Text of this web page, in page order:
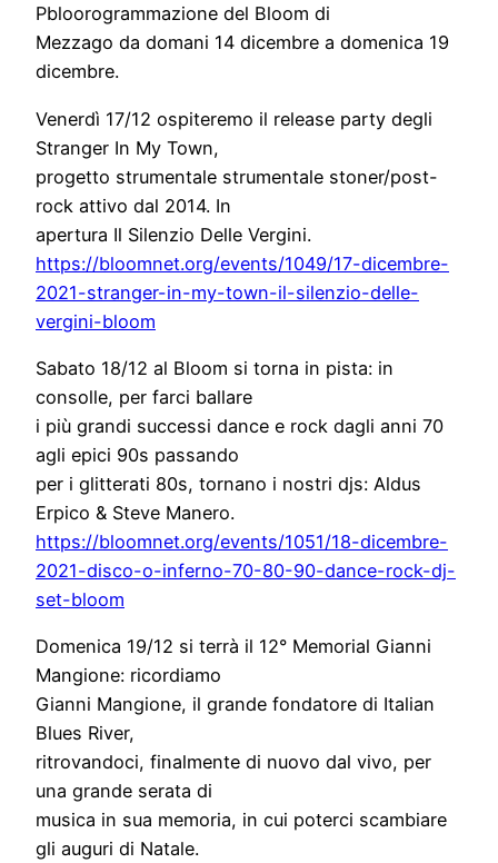
Pbloorogrammazione del Bloom di
Mezzago da domani 14 dicembre a domenica 19
dicembre.
Venerdì 17/12 ospiteremo il release party degli
Stranger In My Town,
progetto strumentale strumentale stoner/post-
rock attivo dal 2014. In
apertura Il Silenzio Delle Vergini.
https://bloomnet.org/events/1049/17-dicembre-
2021-stranger-in-my-town-il-silenzio-delle-
vergini-bloom
Sabato 18/12 al Bloom si torna in pista: in
consolle, per farci ballare
i più grandi successi dance e rock dagli anni 70
agli epici 90s passando
per i glitterati 80s, tornano i nostri djs: Aldus
Erpico & Steve Manero.
https://bloomnet.org/events/1051/18-dicembre-
2021-disco-o-inferno-70-80-90-dance-rock-dj-
set-bloom
Domenica 19/12 si terrà il 12° Memorial Gianni
Mangione: ricordiamo
Gianni Mangione, il grande fondatore di Italian
Blues River,
ritrovandoci, finalmente di nuovo dal vivo, per
una grande serata di
musica in sua memoria, in cui poterci scambiare
gli auguri di Natale.